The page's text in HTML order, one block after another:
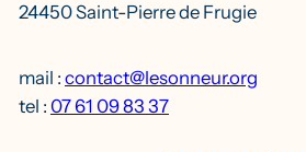
24450 Saint-Pierre de Frugie
mail : contact@lesonneur.org
tel : 07 61 09 83 37